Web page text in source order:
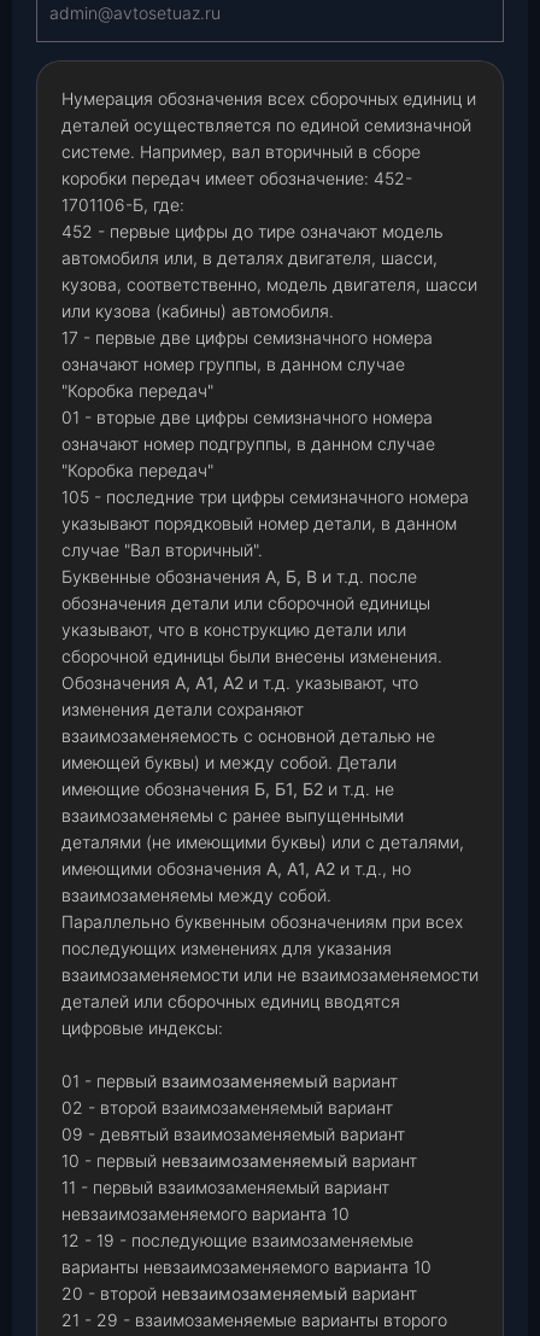
admin@avtosetuaz.ru
Нумерация обозначения всех сборочных единиц и
деталей осуществляется по единой семизначной
системе. Например, вал вторичный в сборе
коробки передач имеет обозначение: 452-
1701106-Б, где:
452 - первые цифры до тире означают модель
автомобиля или, в деталях двигателя, шасси,
кузова, соответственно, модель двигателя, шасси
или кузова (кабины) автомобиля.
17 - первые две цифры семизначного номера
означают номер группы, в данном случае
"Коробка передач"
01 - вторые две цифры семизначного номера
означают номер подгруппы, в данном случае
"Коробка передач"
105 - последние три цифры семизначного номера
указывают порядковый номер детали, в данном
случае "Вал вторичный".
Буквенные обозначения А, Б, В и т.д. после
обозначения детали или сборочной единицы
указывают, что в конструкцию детали или
сборочной единицы были внесены изменения.
Обозначения А, А1, А2 и т.д. указывают, что
изменения детали сохраняют
взаимозаменяемость с основной деталью не
имеющей буквы) и между собой. Детали
имеющие обозначения Б, Б1, Б2 и т.д. не
взаимозаменяемы с ранее выпущенными
деталями (не имеющими буквы) или с деталями,
имеющими обозначения А, А1, А2 и т.д., но
взаимозаменяемы между собой.
Параллельно буквенным обозначениям при всех
последующих изменениях для указания
взаимозаменяемости или не взаимозаменяемости
деталей или сборочных единиц вводятся
цифровые индексы:
01 - первый взаимозаменяемый вариант
02 - второй взаимозаменяемый вариант
09 - девятый взаимозаменяемый вариант
10 - первый невзаимозаменяемый вариант
11 - первый взаимозаменяемый вариант
невзаимозаменяемого варианта 10
12 - 19 - последующие взаимозаменяемые
варианты невзаимозаменяемого варианта 10
20 - второй невзаимозаменяемый вариант
21 - 29 - взаимозаменяемые варианты второго